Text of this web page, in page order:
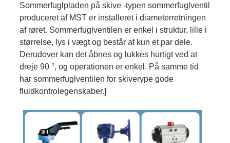
Sommerfuglpladen på skive -typen sommerfuglventil
produceret af MST er installeret i diameterretningen
af ​​røret. Sommerfuglventilen er enkel i struktur, lille i
størrelse, lys i vægt og består af kun et par dele.
Derudover kan det åbnes og lukkes hurtigt ved at
dreje 90 °, og operationen er enkel. På samme tid
har sommerfuglventilen for skiverype gode
fluidkontrolegenskaber.]